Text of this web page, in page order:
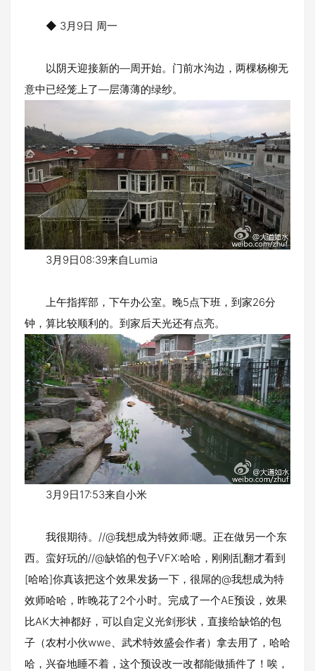
◆ 3月9日 周一
以阴天迎接新的—周开始。门前水沟边，两棵杨柳无
意中已经笼上了—层薄薄的绿纱。
3月9日08:39来自Lumia
上午指挥部，下午办公室。晚5点下班，到家26分
钟，算比较顺利的。到家后天光还有点亮。
3月9日17:53来自小米
我很期待。//@我想成为特效师:嗯。正在做另一个东
西。蛮好玩的//@缺馅的包子VFX:哈哈，刚刚乱翻才看到
[哈哈]你真该把这个效果发扬一下，很屌的@我想成为特
效师哈哈，昨晚花了2个小时。完成了一个AE预设，效果
比AK大神都好，可以自定义光剑形状，直接给缺馅的包
子（农村小伙wwe、武术特效盛会作者）拿去用了，哈哈
哈，兴奋地睡不着，这个预设改一改都能做插件了！唉，